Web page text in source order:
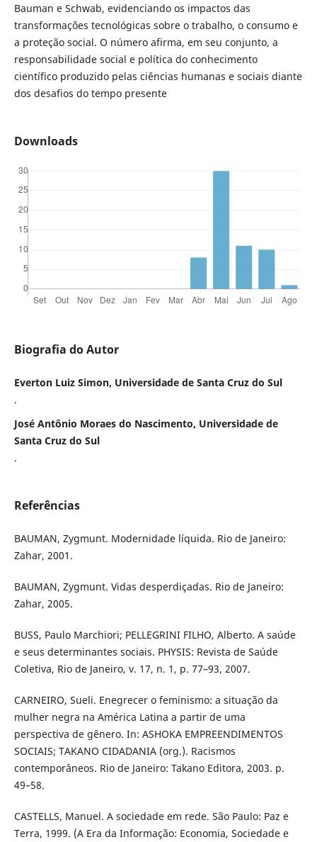
Bauman e Schwab, evidenciando os impactos das
transformações tecnológicas sobre o trabalho, o consumo e
a proteção social. O número afirma, em seu conjunto, a
responsabilidade social e política do conhecimento
científico produzido pelas ciências humanas e sociais diante
dos desafios do tempo presente
Downloads
Biografia do Autor
Everton Luiz Simon, Universidade de Santa Cruz do Sul
.
José Antônio Moraes do Nascimento, Universidade de
Santa Cruz do Sul
.
Referências
BAUMAN, Zygmunt. Modernidade líquida. Rio de Janeiro:
Zahar, 2001.
BAUMAN, Zygmunt. Vidas desperdiçadas. Rio de Janeiro:
Zahar, 2005.
BUSS, Paulo Marchiori; PELLEGRINI FILHO, Alberto. A saúde
e seus determinantes sociais. PHYSIS: Revista de Saúde
Coletiva, Rio de Janeiro, v. 17, n. 1, p. 77–93, 2007.
CARNEIRO, Sueli. Enegrecer o feminismo: a situação da
mulher negra na América Latina a partir de uma
perspectiva de gênero. In: ASHOKA EMPREENDIMENTOS
SOCIAIS; TAKANO CIDADANIA (org.). Racismos
contemporâneos. Rio de Janeiro: Takano Editora, 2003. p.
49–58.
CASTELLS, Manuel. A sociedade em rede. São Paulo: Paz e
Terra, 1999. (A Era da Informação: Economia, Sociedade e